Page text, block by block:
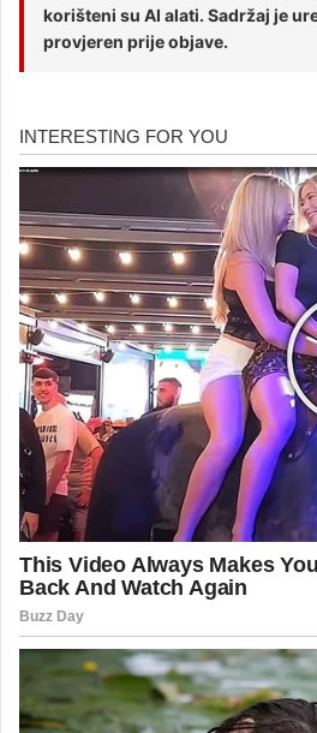
korišteni su AI alati. Sadržaj je
provjeren prije objave.